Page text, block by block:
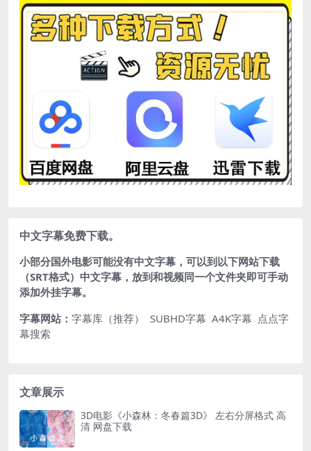
中文字幕免费下载。
小部分国外电影可能没有中文字幕，可以到以下网站下载
（SRT格式）中文字幕，放到和视频同一个文件夹即可手动
添加外挂字幕。
字幕网站： 字幕库（推荐） SUBHD字幕 A4K字幕 点点字
幕搜索
文章展示
3D电影《小森林：冬春篇3D》 左右分屏格式 高
清 网盘下载